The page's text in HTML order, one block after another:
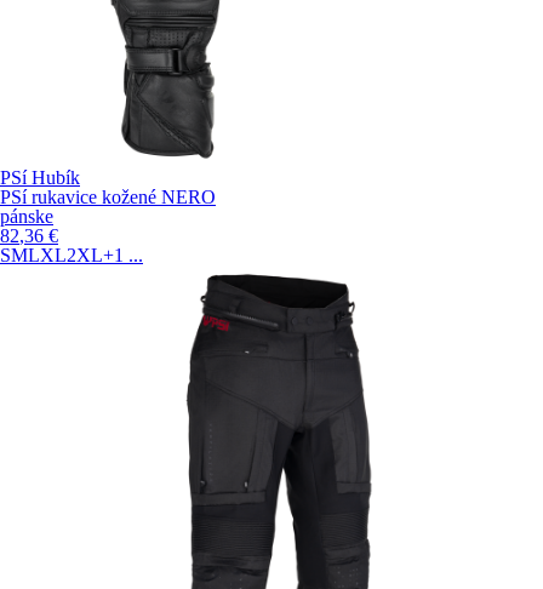
PSí Hubík
PSí rukavice kožené NERO
pánske
82,36 €
SMLXL2XL+1 ...